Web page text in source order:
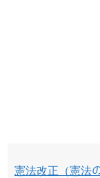
憲法改正（憲法